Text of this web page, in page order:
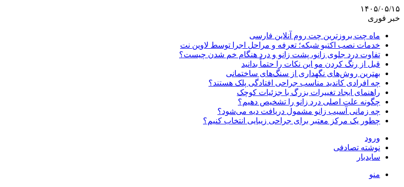
۱۴۰۵/۰۵/۱۵
خبر فوری
ماه چت بروزترین چت روم آنلاین فارسی
خدمات نصب اکتیو شبکه؛ تعرفه و مراحل اجرا توسط لاوین نت
تفاوت درد جلوی زانو، پشت زانو و درد هنگام خم شدن چیست؟
قبل از رنگ کردن مو این نکات را حتماً بدانید
بهترین روش‌های نگهداری از سنگ‌های ساختمانی
چه افرادی کاندید مناسب جراحی افتادگی پلک هستند؟
راهنمای ایجاد تغییرات بزرگ با جزئیات کوچک
چگونه علت اصلی درد زانو را تشخیص دهیم؟
چه زمانی آسیب زانو مشمول دریافت دیه می‌شود؟
چطور یک مرکز معتبر برای جراحی زیبایی انتخاب کنیم؟
ورود
نوشته تصادفی
سایدبار
منو